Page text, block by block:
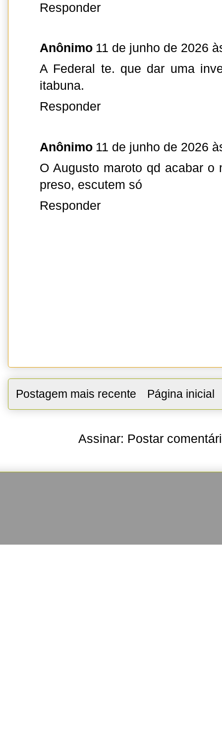
Responder
Anônimo 11 de junho de 2026
A Federal te. que dar uma
itabuna.
Responder
Anônimo 11 de junho de 2026
O Augusto maroto qd acabar o
preso, escutem só
Responder
Postagem mais recente Página inicial
Assinar: Postar